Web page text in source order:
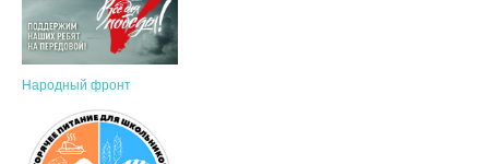
Народный фронт